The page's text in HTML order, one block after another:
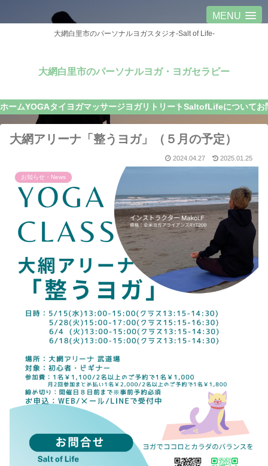
MENU
大網白里市のパーソナルヨガスタジオ-Salt of Life-
大網白里市のパーソナルヨガ・ヨガセラピー
ホームYOGAタイヨガマッサージヨガリトリートSaltofLifeについてお
大網アリーナ「整うヨガ」（５月の予定）
2024.04.27 2025.01.25
お知らせ・News